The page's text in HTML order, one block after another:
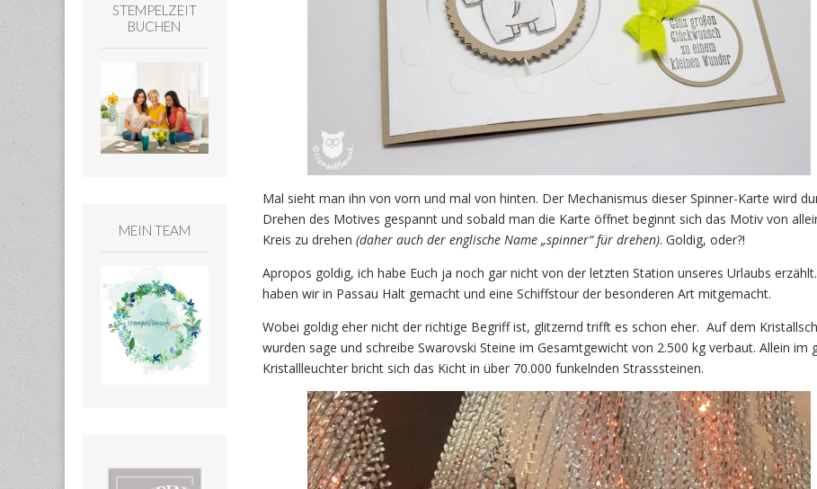
Mal sieht man ihn von vorn und mal von hinten. Der Mechanismus dieser Spinner-Karte wird
Drehen des Motives gespannt und sobald man die Karte öffnet beginnt sich das Motiv von
Kreis zu drehen (daher auch der englische Name „spinner“ für drehen). Goldig, oder?!
Apropos goldig, ich habe Euch ja noch gar nicht von der letzten Station unseres Urlaubs
haben wir in Passau Halt gemacht und eine Schiffstour der besonderen Art mitgemacht.
Wobei goldig eher nicht der richtige Begriff ist, glitzernd trifft es schon eher. Auf dem
wurden sage und schreibe Swarovski Steine im Gesamtgewicht von 2.500 kg verbaut. Allein im
Kristallleuchter bricht sich das Kicht in über 70.000 funkelnden Strasssteinen.
STEMPELZEIT
BUCHEN
MEIN TEAM